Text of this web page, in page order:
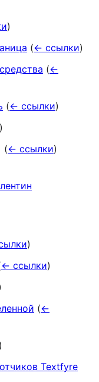
)
(← ссылки)
(←
(← ссылки)
)
(← ссылки)
)
← ссылки)
(←
)
Textfyre